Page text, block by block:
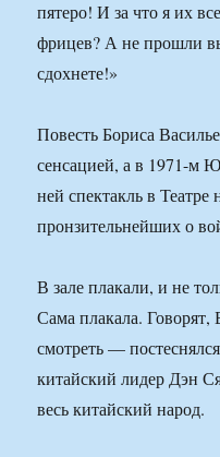
пятеро! И за что я их
фрицев? А не прошли
сдохнете!»
Повесть Бориса
сенсацией, а в 1971-м
ней спектакль в
пронзительнейших о
В зале плакали, и не
Сама плакала.
смотреть —
китайский лидер Дэн
весь китайский народ.